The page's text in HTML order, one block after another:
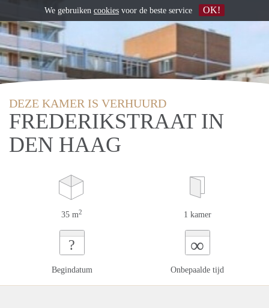
DEZE KAMER IS VERHUURD
FREDERIKSTRAAT IN
DEN HAAG
35 m2 1 kamer
?
Begindatum
∞
Onbepaalde tijd
We gebruiken cookies voor de beste service OK!